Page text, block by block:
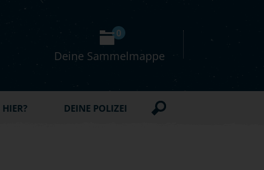
Deine Sammelmappe
0
DEINE POLIZEI